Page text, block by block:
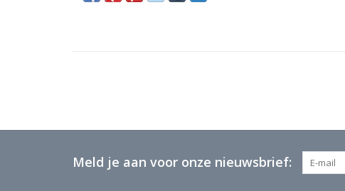
Meld je aan voor onze nieuwsbrief: